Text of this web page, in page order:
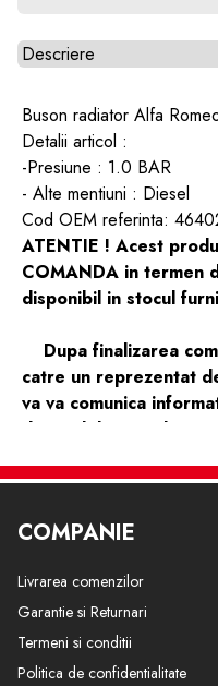
Alegeti tab
Buson radiator Alfa
Detalii articol :
-Presiune : 1.0 BAR
- Alte mentiuni : Diesel
Cod OEM referinta:
ATENTIE ! Acest
COMANDA in termen
disponibil in stocul
Dupa finalizarea
catre un reprezentat
va va comunica
disponibilitate si livrare .
COMPANIE
Livrarea comenzilor
Garantie si Returnari
Termeni si conditii
Politica de confidentialitate